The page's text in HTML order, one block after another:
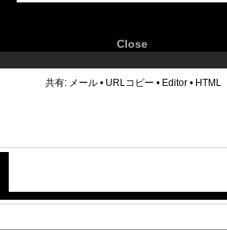
Close
共有: メール • URLコピー • Editor • HTML